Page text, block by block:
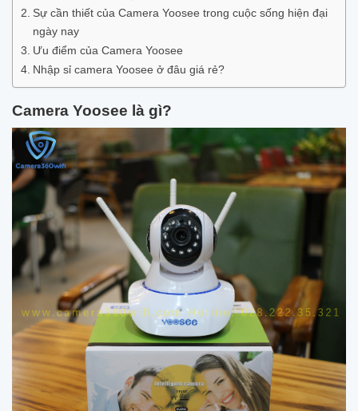
Sự cần thiết của Camera Yoosee trong cuộc sống hiện đại
ngày nay
Ưu điểm của Camera Yoosee
Nhập sỉ camera Yoosee ở đâu giá rẻ?
Camera Yoosee là gì?